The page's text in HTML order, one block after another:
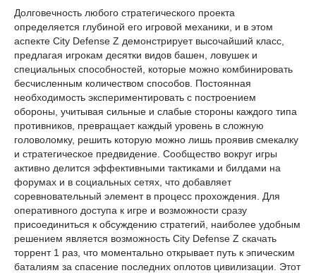
Долговечность любого стратегического проекта
определяется глубиной его игровой механики, и в этом
аспекте City Defense Z демонстрирует высочайший класс,
предлагая игрокам десятки видов башен, ловушек и
специальных способностей, которые можно комбинировать
бесчисленным количеством способов. Постоянная
необходимость экспериментировать с построением
обороны, учитывая сильные и слабые стороны каждого типа
противников, превращает каждый уровень в сложную
головоломку, решить которую можно лишь проявив смекалку
и стратегическое предвидение. Сообщество вокруг игры
активно делится эффективными тактиками и билдами на
форумах и в социальных сетях, что добавляет
соревновательный элемент в процесс прохождения. Для
оперативного доступа к игре и возможности сразу
присоединиться к обсуждению стратегий, наиболее удобным
решением является возможность City Defense Z скачать
торрент 1 раз, что моментально открывает путь к эпическим
баталиям за спасение последних оплотов цивилизации. Этот